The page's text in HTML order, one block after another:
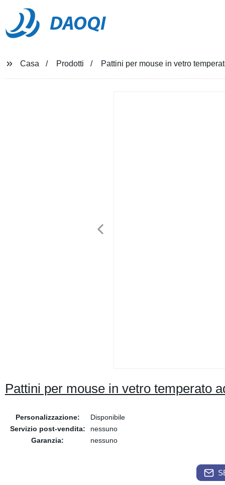
DAOQI
Casa Prodotti Pattini per mouse in vetro
Pattini per mouse in vetro temperato
Personalizzazione:
Disponibile
Servizio post-vendita:
nessuno
Garanzia:
nessuno